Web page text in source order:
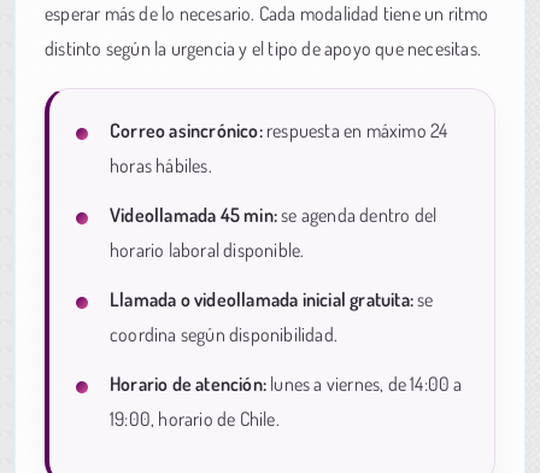
esperar más de lo necesario. Cada modalidad tiene un ritmo
distinto según la urgencia y el tipo de apoyo que necesitas.
Correo asincrónico:respuesta en máximo 24
horas hábiles.
Videollamada 45 min:se agenda dentro del
horario laboral disponible.
Llamada o videollamada inicial gratuita:se
coordina según disponibilidad.
Horario de atención: lunes a viernes, de 14:00 a
19:00, horario de Chile.